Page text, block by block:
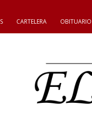
CARTELERA OBITUARIO